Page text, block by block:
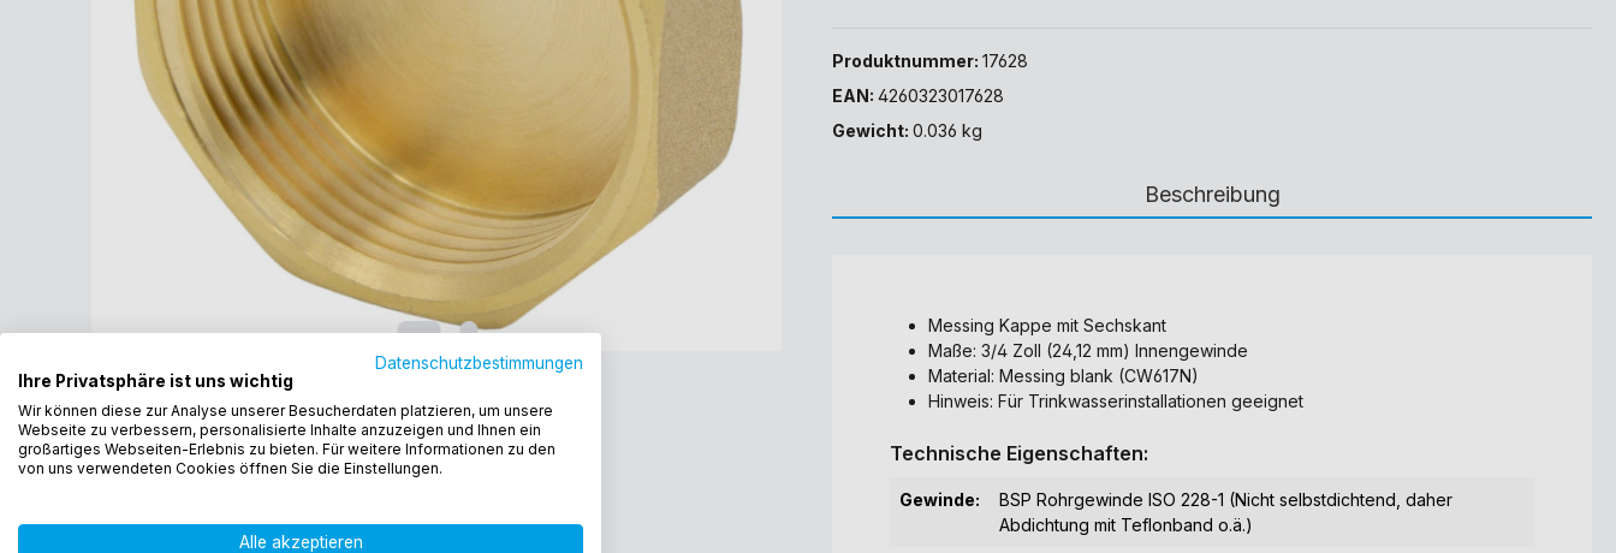
Produktnummer: 17628
EAN: 4260323017628
Gewicht: 0.036 kg
Beschreibung
Messing Kappe mit Sechskant
Maße: 3/4 Zoll (24,12 mm) Innengewinde
Material: Messing blank (CW617N)
Hinweis: Für Trinkwasserinstallationen geeignet
Technische Eigenschaften:
Gewinde:
BSP Rohrgewinde ISO 228-1 (Nicht selbstdichtend, daher
Abdichtung mit Teflonband o.ä.)
Datenschutzbestimmungen
Ihre Privatsphäre ist uns wichtig
Wir können diese zur Analyse unserer Besucherdaten platzieren, um unsere
Webseite zu verbessern, personalisierte Inhalte anzuzeigen und Ihnen ein
großartiges Webseiten-Erlebnis zu bieten. Für weitere Informationen zu den
von uns verwendeten Cookies öffnen Sie die Einstellungen.
Alle akzeptieren